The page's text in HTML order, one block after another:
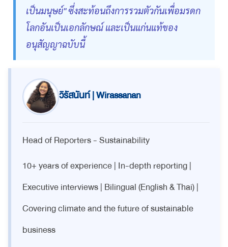
เป็นมนุษย์" ซึ่งสะท้อนถึงการรวมตัวกันเพื่อมรดก
โลกอันเป็นเอกลักษณ์ และเป็นแก่นแท้ของ
อนุสัญญาฉบับนี้
วิรัสนันท์ | Wirassanan
Head of Reporters - Sustainability
10+ years of experience | In-depth reporting |
Executive interviews | Bilingual (English & Thai) |
Covering climate and the future of sustainable
business